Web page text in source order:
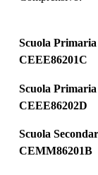
Scuola
CEEE86201C
Scuola
CEEE86202D
Scuola
CEMM86201B